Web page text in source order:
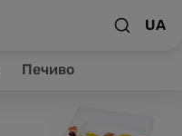
UA
Печиво